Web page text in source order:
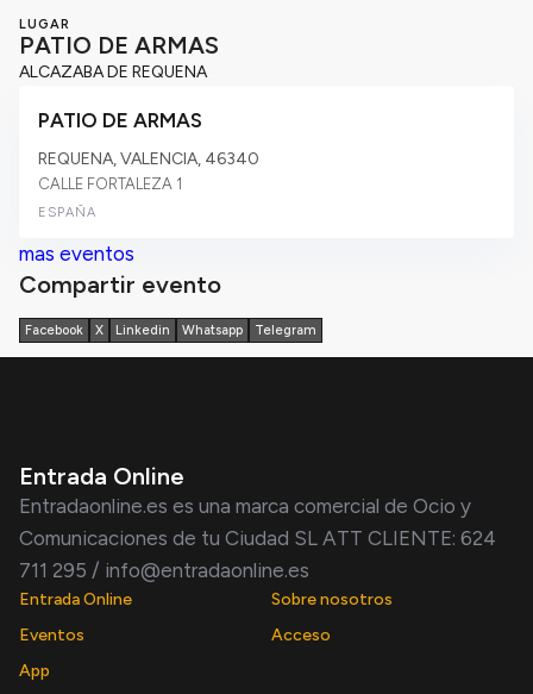
LUGAR
PATIO DE ARMAS
ALCAZABA DE REQUENA
PATIO DE ARMAS
REQUENA, VALENCIA, 46340
CALLE FORTALEZA 1
ESPAÑA
mas eventos
Compartir evento
Facebook X Linkedin Whatsapp Telegram
Entrada Online
Entradaonline.es es una marca comercial de Ocio y
Comunicaciones de tu Ciudad SL ATT CLIENTE: 624
711 295 / info@entradaonline.es
Entrada Online
Sobre nosotros
Eventos
Acceso
App